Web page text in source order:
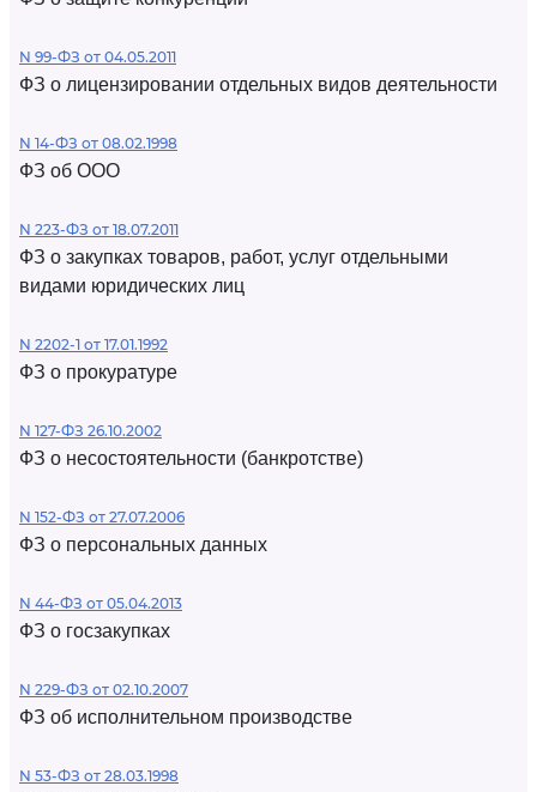
N 99-ФЗ от 04.05.2011
ФЗ о лицензировании отдельных видов деятельности
N 14-ФЗ от 08.02.1998
ФЗ об ООО
N 223-ФЗ от 18.07.2011
ФЗ о закупках товаров, работ, услуг отдельными
видами юридических лиц
N 2202-1 от 17.01.1992
ФЗ о прокуратуре
N 127-ФЗ 26.10.2002
ФЗ о несостоятельности (банкротстве)
N 152-ФЗ от 27.07.2006
ФЗ о персональных данных
N 44-ФЗ от 05.04.2013
ФЗ о госзакупках
N 229-ФЗ от 02.10.2007
ФЗ об исполнительном производстве
N 53-ФЗ от 28.03.1998